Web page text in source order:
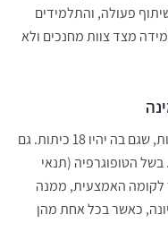
פעולה, והתלמידים
מצד צוות מחנכים ולא
בצד השני של הפארק מוקמת אולפנה לבנות, שגם בה יהיו 18 כיתות. גם
הטופוגרפיה (תנאי
לקומה האמצעית, ממנה
כאשר בכל אחת מהן